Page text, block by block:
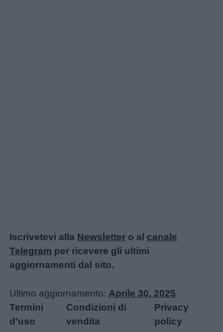
Iscrivetevi alla Newsletter o al canale
Telegram per ricevere gli ultimi
aggiornamenti dal sito.
Ultimo aggiornamento: Aprile 30, 2025
Termini
d'uso
Condizioni di
vendita
Privacy
policy